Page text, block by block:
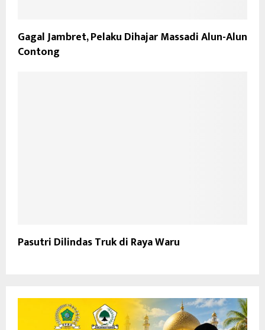
Gagal Jambret, Pelaku Dihajar Massadi Alun-Alun
Contong
Pasutri Dilindas Truk di Raya Waru